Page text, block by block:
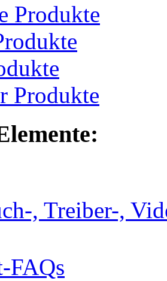
Produkte
Produkte
, Treiber-,
FAQs